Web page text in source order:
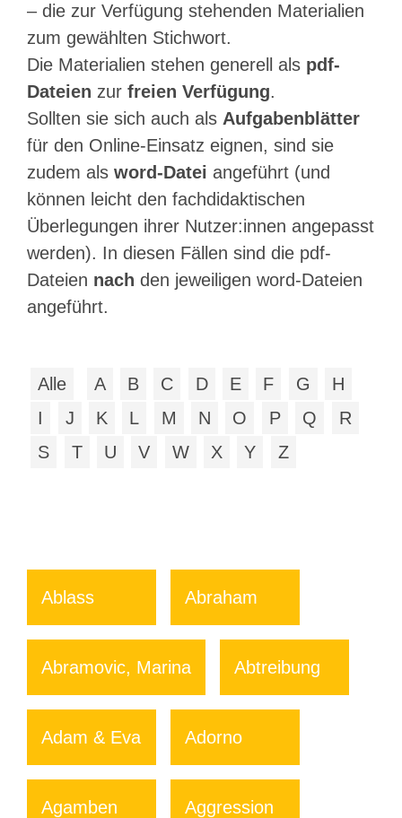
– die zur Verfügung stehenden Materialien
zum gewählten Stichwort.
Die Materialien stehen generell als pdf-
Dateien zur freien Verfügung.
Sollten sie sich auch als Aufgabenblätter
für den Online-Einsatz eignen, sind sie
zudem als word-Datei angeführt (und
können leicht den fachdidaktischen
Überlegungen ihrer Nutzer:innen angepasst
werden). In diesen Fällen sind die pdf-
Dateien nach den jeweiligen word-Dateien
angeführt.
Alle A B C D E F G
H
I
J K L M N O P Q
R
S
T U V W X Y Z
Ablass Abraham
Abramovic, Marina Abtreibung
Adam & Eva Adorno
Agamben Aggression